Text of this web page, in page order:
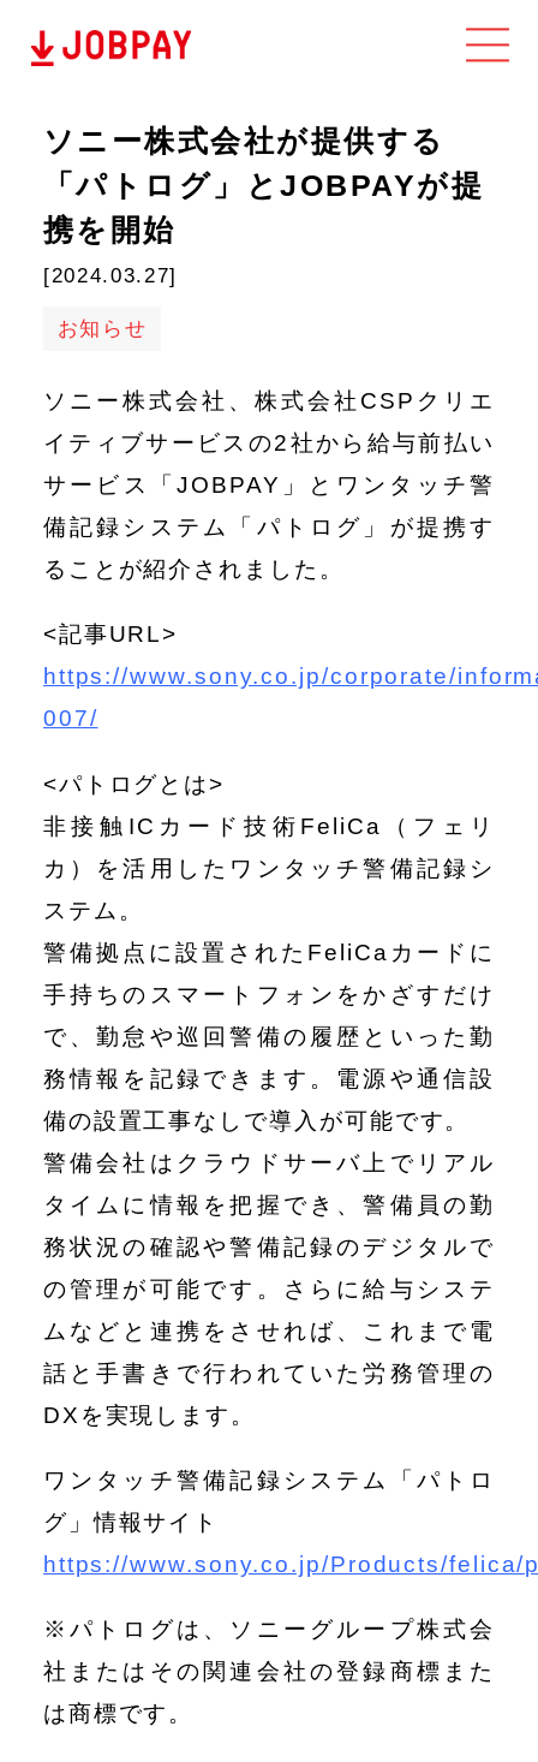
ホーム
導入事例
ブログ
ソニー株式会社が提供する
「パトログ」とJOBPAYが提
携を開始
[2024.03.27]
お知らせ
ソニー株式会社、株式会社CSPクリエ
イティブサービスの2社から給与前払い
サービス「JOBPAY」とワンタッチ警
備記録システム「パトログ」が提携す
ることが紹介されました。
<記事URL>
https://www.sony.co.jp/corporate/
007/
<パトログとは>
非接触ICカード技術FeliCa（フェリ
カ）を活用したワンタッチ警備記録シ
ステム。
警備拠点に設置されたFeliCaカードに
手持ちのスマートフォンをかざすだけ
で、勤怠や巡回警備の履歴といった勤
務情報を記録できます。電源や通信設
備の設置工事なしで導入が可能です。
警備会社はクラウドサーバ上でリアル
タイムに情報を把握でき、警備員の勤
務状況の確認や警備記録のデジタルで
の管理が可能です。さらに給与システ
ムなどと連携をさせれば、これまで電
話と手書きで行われていた労務管理の
DXを実現します。
ワンタッチ警備記録システム「パトロ
グ」情報サイト
https://www.sony.co.jp/Products/felica/
※パトログは、ソニーグループ株式会
社またはその関連会社の登録商標また
は商標です。